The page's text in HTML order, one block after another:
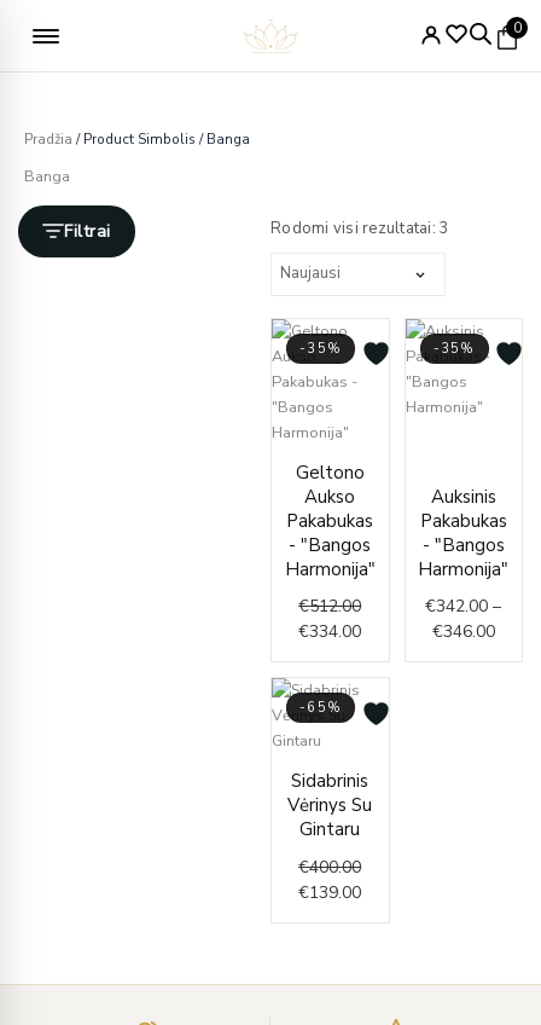
0
Pradžia / Product Simbolis / Banga
Banga
Filtrai Rodomi visi rezultatai: 3
-35%
Geltono
Aukso
Pakabukas
- "Bangos
Harmonija"
€512.00
price
€512.00.
€334.00
price
€334.00.
-35%
Auksinis
Pakabukas
- "Bangos
Harmonija"
€342.00 –
€346.00
-65%
Sidabrinis
Vėrinys Su
Gintaru
€400.00
price
was:
€139.00
price
is: